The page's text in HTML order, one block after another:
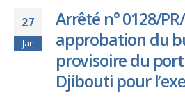
27
Jan
Arrêté n° 0128/
approbation du
provisoire du
Djibouti pour